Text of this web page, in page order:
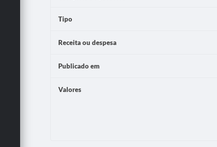
Tipo
Receita ou despesa
Publicado em
Valores